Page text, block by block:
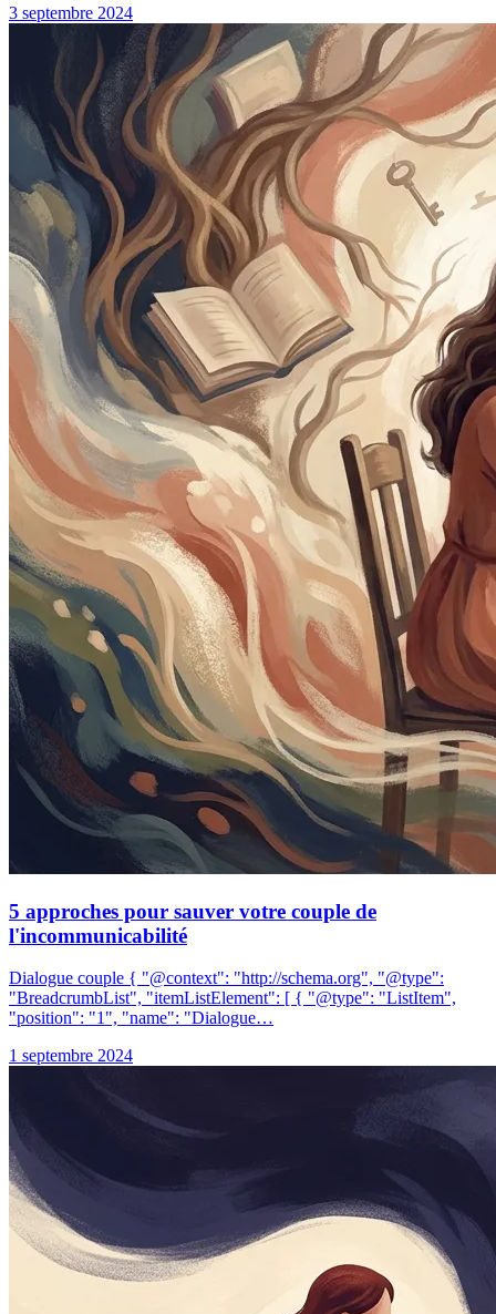
3 septembre 2024
5 approches pour sauver votre couple de
l'incommunicabilité
Dialogue couple { "@context": "http://schema.org", "@type":
"BreadcrumbList", "itemListElement": [ { "@type": "ListItem",
"position": "1", "name": "Dialogue…
1 septembre 2024